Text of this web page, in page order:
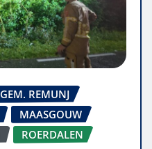
GEM. REMUNJ
MAASGOUW
ROERDALEN